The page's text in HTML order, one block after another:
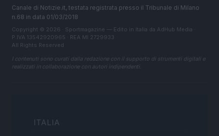
Canale di Notizie.it, testata registrata presso il Tribunale di Milano
n.68 in data 01/03/2018
Copyright © 2026 · Sportmagazine — Edito in Italia da AdHub Media
P.IVA 13542920965 · REA MI 2729933
All Rights Reserved
I contenuti sono curati dalla redazione con il supporto di strumenti digitali e
realizzati in collaborazione con autori indipendenti.
ITALIA